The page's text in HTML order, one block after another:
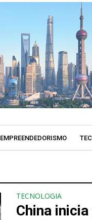
EMPREENDEDORISMO
TECNOLOGIA
China